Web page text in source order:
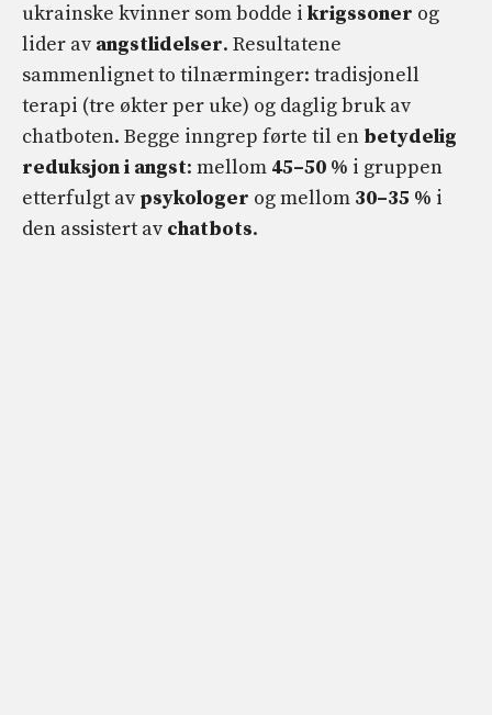
ukrainske kvinner som bodde i krigssoner og
lider av angstlidelser. Resultatene
sammenlignet to tilnærminger: tradisjonell
terapi (tre økter per uke) og daglig bruk av
chatboten. Begge inngrep førte til en betydelig
reduksjon i angst: mellom 45–50 % i gruppen
etterfulgt av psykologer og mellom 30–35 % i
den assistert av chatbots.